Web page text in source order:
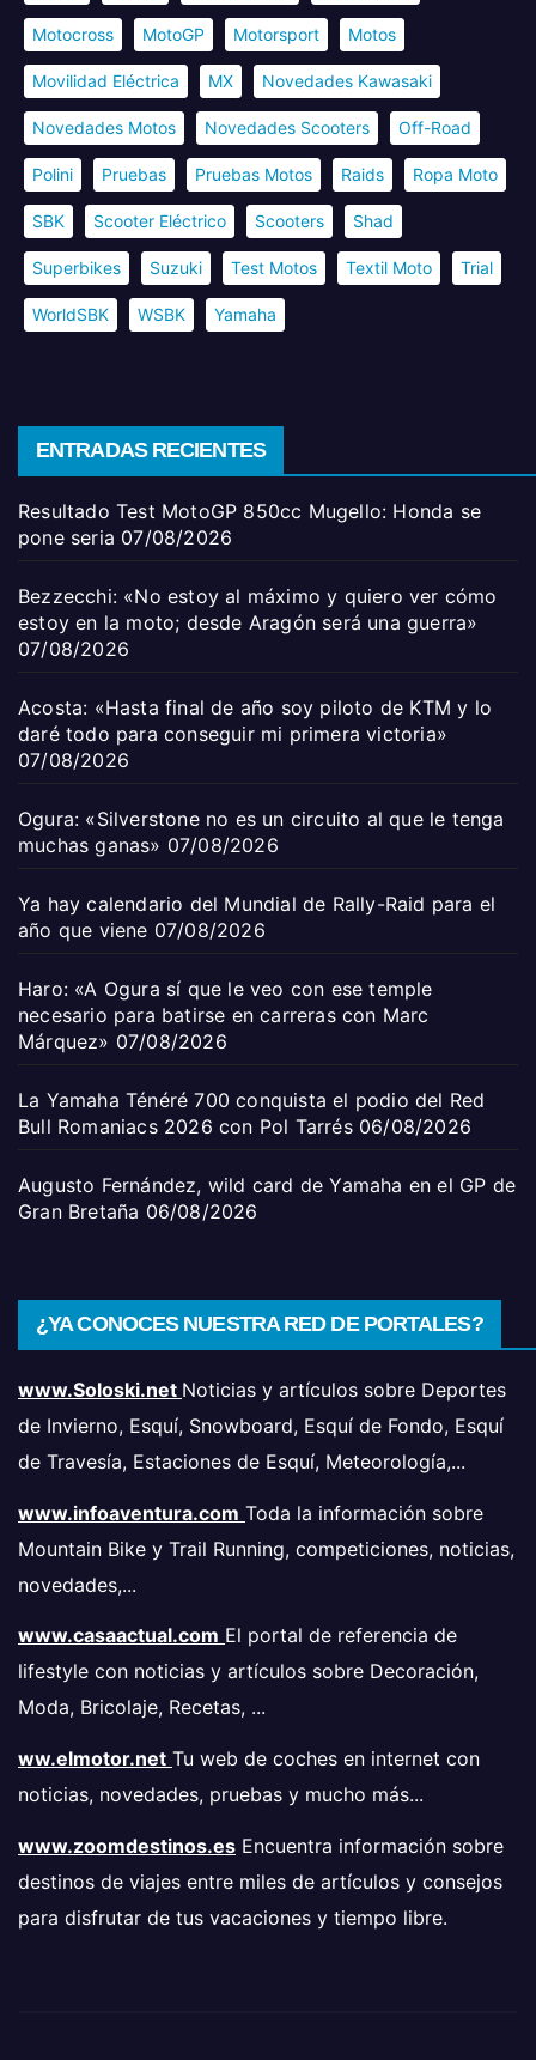
Motocross MotoGP Motorsport Motos
Movilidad Eléctrica MX Novedades Kawasaki
Novedades Motos Novedades Scooters Off-Road
Polini Pruebas Pruebas Motos Raids Ropa Moto
SBK Scooter Eléctrico Scooters Shad
Superbikes Suzuki Test Motos Textil Moto Trial
WorldSBK WSBK Yamaha
ENTRADAS RECIENTES
Resultado Test MotoGP 850cc Mugello: Honda se
pone seria 07/08/2026
Bezzecchi: «No estoy al máximo y quiero ver cómo
estoy en la moto; desde Aragón será una guerra»
07/08/2026
Acosta: «Hasta final de año soy piloto de KTM y lo
daré todo para conseguir mi primera victoria»
07/08/2026
Ogura: «Silverstone no es un circuito al que le tenga
muchas ganas» 07/08/2026
Ya hay calendario del Mundial de Rally-Raid para el
año que viene 07/08/2026
Haro: «A Ogura sí que le veo con ese temple
necesario para batirse en carreras con Marc
Márquez» 07/08/2026
La Yamaha Ténéré 700 conquista el podio del Red
Bull Romaniacs 2026 con Pol Tarrés 06/08/2026
Augusto Fernández, wild card de Yamaha en el GP de
Gran Bretaña 06/08/2026
¿YA CONOCES NUESTRA RED DE PORTALES?
www.Soloski.net Noticias y artículos sobre Deportes
de Invierno, Esquí, Snowboard, Esquí de Fondo, Esquí
de Travesía, Estaciones de Esquí, Meteorología,...
www.infoaventura.com Toda la información sobre
Mountain Bike y Trail Running, competiciones, noticias,
novedades,...
www.casaactual.com El portal de referencia de
lifestyle con noticias y artículos sobre Decoración,
Moda, Bricolaje, Recetas, ...
ww.elmotor.net Tu web de coches en internet con
noticias, novedades, pruebas y mucho más...
www.zoomdestinos.es Encuentra información sobre
destinos de viajes entre miles de artículos y consejos
para disfrutar de tus vacaciones y tiempo libre.